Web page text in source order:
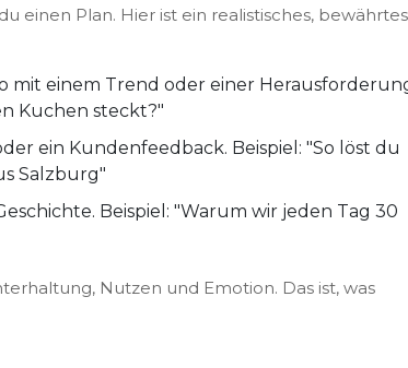
einen Plan. Hier ist ein realistisches, bewährtes
mit einem Trend oder einer
Kuchen steckt?"
ein Kundenfeedback. Beispiel: "So löst du
Salzburg"
Beispiel: "Warum wir jeden Tag 30
Nutzen und Emotion. Das ist, was